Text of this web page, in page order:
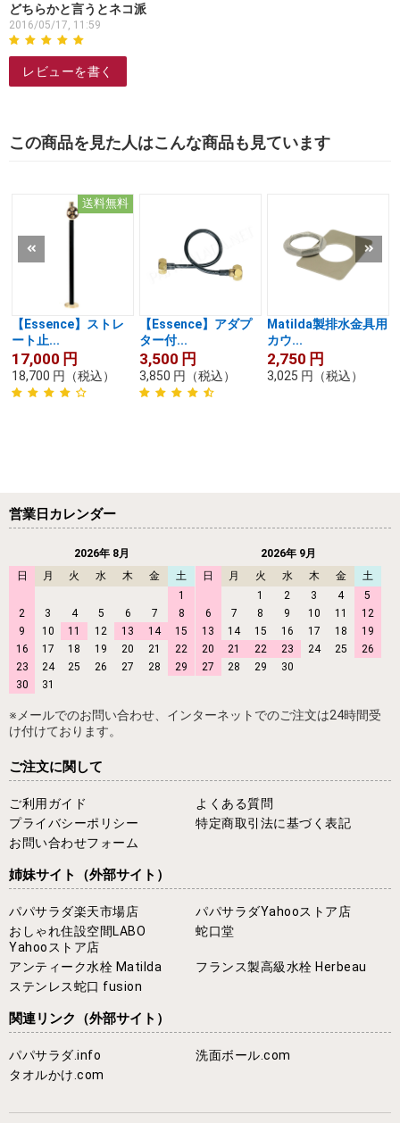
どちらかと言うとネコ派
2016/05/17, 11:59
レビューを書く
この商品を見た人はこんな商品も見ています
送料無料
【Essence】ストレ
ート止...
17,000 円
18,700 円 （税込）
【Essence】アダプ
ター付...
3,500 円
3,850 円 （税込）
Matilda製排水金具用
カウ...
2,750 円
3,025 円 （税込）
営業日カレンダー
2026年 8月
日
月 火 水 木 金
土
1
2
3 4 5 6 7
8
9
10 11 12 13 14
15
16
17 18 19 20 21
22
23
24 25 26 27 28
29
30
31
2026年 9月
日
月 火 水 木 金
土
1
2 3 4
5
6
7 8 9 10 11
12
13
14 15 16 17 18
19
20
21 22 23 24 25
26
27
28 29 30
※メールでのお問い合わせ、インターネットでのご注文は24時間受
け付けております。
ご注文に関して
ご利用ガイド
よくある質問
プライバシーポリシー
特定商取引法に基づく表記
お問い合わせフォーム
姉妹サイト （外部サイト）
パパサラダ楽天市場店
パパサラダYahooストア店
おしゃれ住設空間LABO
Yahooストア店
蛇口堂
アンティーク水栓 Matilda
フランス製高級水栓 Herbeau
ステンレス蛇口 fusion
関連リンク （外部サイト）
パパサラダ.info
洗面ボール.com
タオルかけ.com